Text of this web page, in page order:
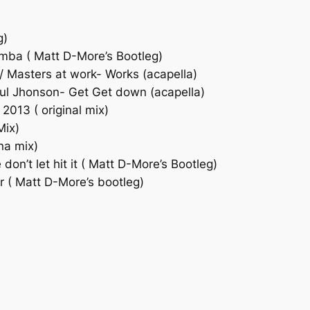
( Matt D-More’s Bootleg)
Masters at work- Works (acapella)
Jhonson- Get Get down (acapella)
( original mix)
mix)
let hit it ( Matt D-More’s Bootleg)
( Matt D-More’s bootleg)